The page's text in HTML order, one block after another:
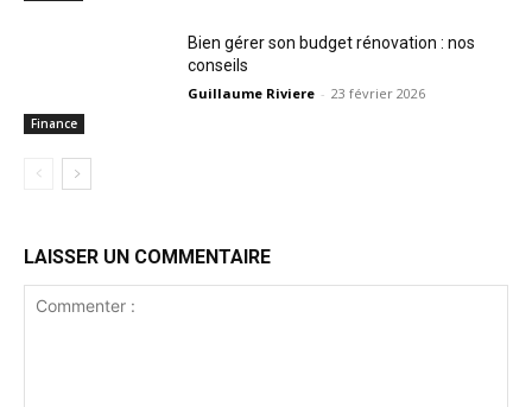
Finance
Bien gérer son budget rénovation : nos
conseils
Guillaume Riviere - 23 février 2026
LAISSER UN COMMENTAIRE